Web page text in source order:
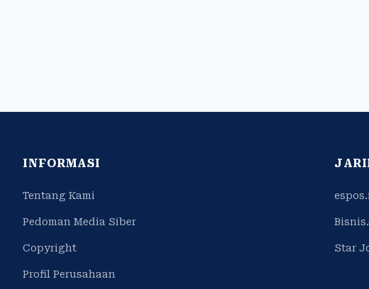
INFORMASI
Tentang Kami
Pedoman Media Siber
Copyright
Profil Perusahaan
Star